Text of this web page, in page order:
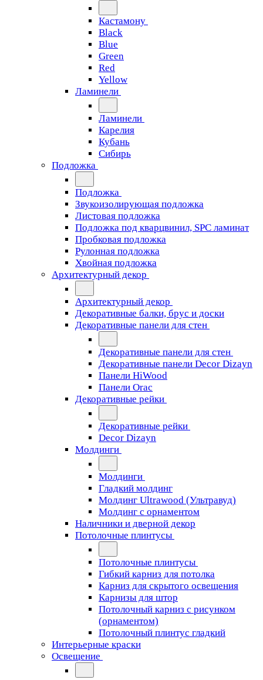
Кастамону
Black
Blue
Green
Red
Yellow
Ламинели
Ламинели
Карелия
Кубань
Сибирь
Подложка
Подложка
Звукоизолирующая подложка
Листовая подложка
Подложка под кварцвинил, SPC ламинат
Пробковая подложка
Рулонная подложка
Хвойная подложка
Архитектурный декор
Архитектурный декор
Декоративные балки, брус и доски
Декоративные панели для стен
Декоративные панели для стен
Декоративные панели Decor Dizayn
Панели HiWood
Панели Orac
Декоративные рейки
Декоративные рейки
Decor Dizayn
Молдинги
Молдинги
Гладкий молдинг
Молдинг Ultrawood (Ультравуд)
Молдинг с орнаментом
Наличники и дверной декор
Потолочные плинтусы
Потолочные плинтусы
Гибкий карниз для потолка
Карниз для скрытого освещения
Карнизы для штор
Потолочный карниз с рисунком
(орнаментом)
Потолочный плинтус гладкий
Интерьерные краски
Освещение